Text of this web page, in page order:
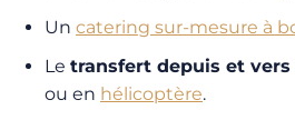
Un catering sur-mesure à
Le transfert depuis et vers
ou en hélicoptère.